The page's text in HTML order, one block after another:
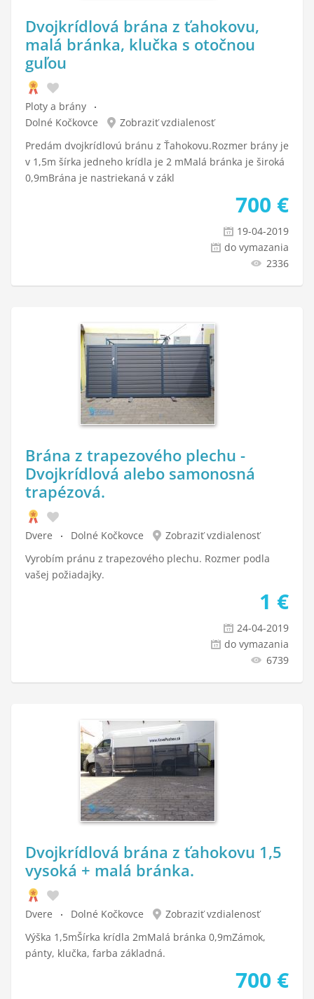
Dvojkrídlová brána z ťahokovu,
malá bránka, klučka s otočnou
guľou
Ploty a brány
Dolné Kočkovce
Zobraziť vzdialenosť
Predám dvojkrídlovú bránu z Ťahokovu.Rozmer brány je
v 1,5m šírka jedneho krídla je 2 mMalá bránka je široká
0,9mBrána je nastriekaná v zákl
700 €
19-04-2019
do vymazania
2336
Brána z trapezového plechu -
Dvojkrídlová alebo samonosná
trapézová.
Dvere Dolné Kočkovce
Zobraziť vzdialenosť
Vyrobím pránu z trapezového plechu. Rozmer podla
vašej požiadajky.
1 €
24-04-2019
do vymazania
6739
Dvojkrídlová brána z ťahokovu 1,5
vysoká + malá bránka.
Dvere Dolné Kočkovce
Zobraziť vzdialenosť
Výška 1,5mŠírka krídla 2mMalá bránka 0,9mZámok,
pánty, klučka, farba základná.
700 €